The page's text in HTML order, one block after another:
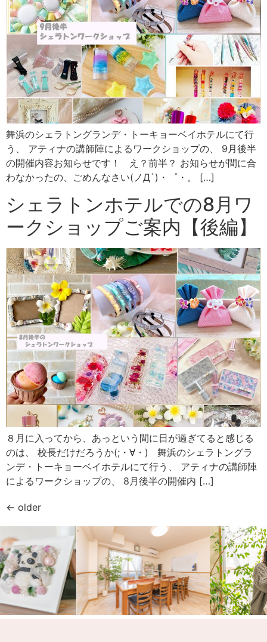
舞浜のシェラトングランデ・トーキョーベイホテルにて行
う、 アティナの講師陣によるワークショップの、 9月後半
の開催内容お知らせです！ え？前半？ お知らせが間に合
わなかったの、ごめんなさい(ノД`)・゜・。 […]
シェラトンホテルでの8月ワ
ークショップご案内【後編】
８月に入ってから、あっという間に日が過ぎてると感じる
のは、 校長だけだろうか(;・∀・) 舞浜のシェラトングラ
ンデ・トーキョーベイホテルにて行う、 アティナの講師陣
によるワークショップの、 8月後半の開催内 […]
← older